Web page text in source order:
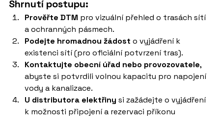
Shrnutí postupu:
Prověřte DTM pro vizuální přehled o trasách sítí
a ochranných pásmech.
Podejte hromadnou žádost o vyjádření k
existenci sítí (pro oficiální potvrzení tras).
Kontaktujte obecní úřad nebo provozovatele,
abyste si potvrdili volnou kapacitu pro napojení
vody a kanalizace.
U distributora elektřiny si zažádejte o vyjádření
k možnosti připojení a rezervaci příkonu